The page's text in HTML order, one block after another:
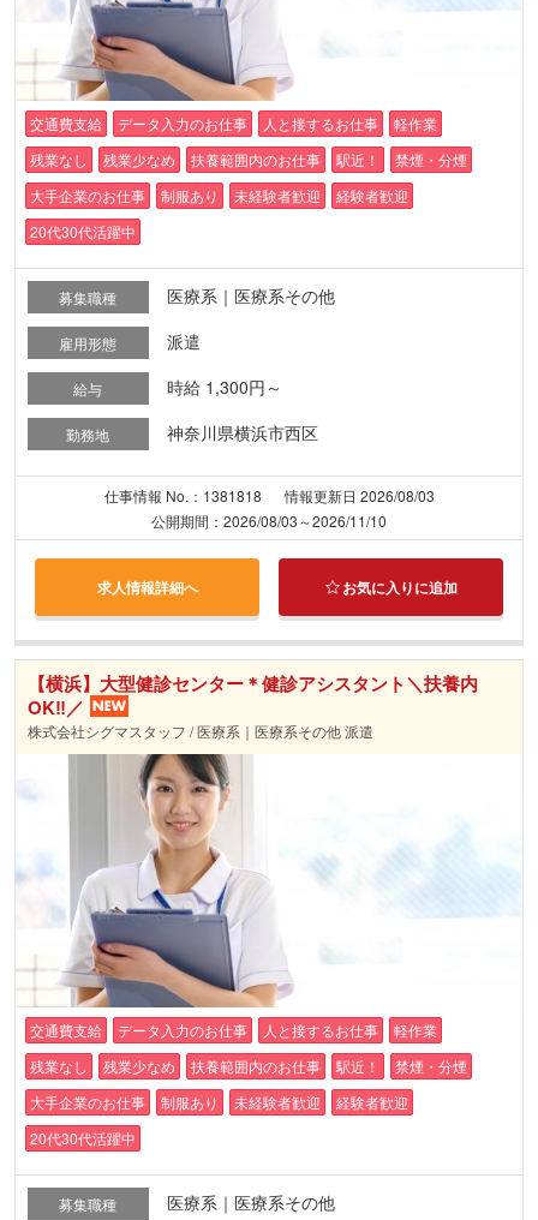
交通費支給 データ入力のお仕事 人と接するお仕事
軽作業
残業なし
残業少なめ 扶養範囲内のお仕事 駅近！
禁煙・分煙
大手企業のお仕事
制服あり 未経験者歓迎
経験者歓迎
20代30代活躍中
募集職種 医療系｜医療系その他
雇用形態 派遣
給与 時給 1,300円～
勤務地 神奈川県横浜市西区
仕事情報 No.：1381818
情報更新日 2026/08/03
公開期間：2026/08/03～2026/11/10
求人情報詳細へ お気に入りに追加
【横浜】大型健診センター＊健診アシスタント＼扶養内
OK‼／
株式会社シグマスタッフ / 医療系｜医療系その他 派遣
交通費支給 データ入力のお仕事 人と接するお仕事
軽作業
残業なし
残業少なめ 扶養範囲内のお仕事 駅近！
禁煙・分煙
大手企業のお仕事
制服あり 未経験者歓迎
経験者歓迎
20代30代活躍中
募集職種 医療系｜医療系その他